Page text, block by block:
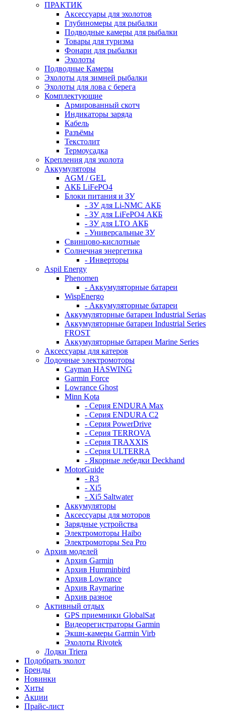
ПРАКТИК
Аксессуары для эхолотов
Глубиномеры для рыбалки
Подводные камеры для рыбалки
Товары для туризма
Фонари для рыбалки
Эхолоты
Подводные Камеры
Эхолоты для зимней рыбалки
Эхолоты для лова с берега
Комплектующие
Армированный скотч
Индикаторы заряда
Кабель
Разъёмы
Текстолит
Термоусадка
Крепления для эхолота
Аккумуляторы
AGM / GEL
АКБ LiFePO4
Блоки питания и ЗУ
- ЗУ для Li-NMC АКБ
- ЗУ для LiFePO4 АКБ
- ЗУ для LTO АКБ
- Универсальные ЗУ
Свинцово-кислотные
Солнечная энергетика
- Инверторы
Aspil Energy
Phenomen
- Аккумуляторные батареи
WispEnergo
- Аккумуляторные батареи
Аккумуляторные батареи Industrial Serias
Аккумуляторные батареи Industrial Series
FROST
Аккумуляторные батареи Marine Series
Аксессуары для катеров
Лодочные электромоторы
Cayman HASWING
Garmin Force
Lowrance Ghost
Minn Kota
- Серия ENDURA Max
- Серия ENDURA C2
- Серия PowerDrive
- Серия TERROVA
- Серия TRAXXIS
- Серия ULTERRA
- Якорные лебедки Deckhand
MotorGuide
- R3
- Xi5
- Xi5 Saltwater
Аккумуляторы
Аксессуары для моторов
Зарядные устройства
Электромоторы Haibo
Электромоторы Sea Pro
Архив моделей
Архив Garmin
Архив Humminbird
Архив Lowrance
Архив Raymarine
Архив разное
Активный отдых
GPS приемники GlobalSat
Видеорегистраторы Garmin
Экшн-камеры Garmin Virb
Эхолоты Rivotek
Лодки Triera
Подобрать эхолот
Бренды
Новинки
Хиты
Акции
Прайс-лист